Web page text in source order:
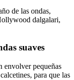
de las ondas,
dalgalari,
suaves
envolver pequeñas
para que las